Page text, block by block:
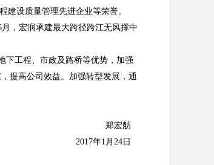
建设质量管理先进企业等荣誉。
月，宏润承建最大跨径跨江无风撑中
下工程、市政及路桥等优势，加强
提高公司效益。加强转型发展，通
郑宏舫
2017年1 月 24日